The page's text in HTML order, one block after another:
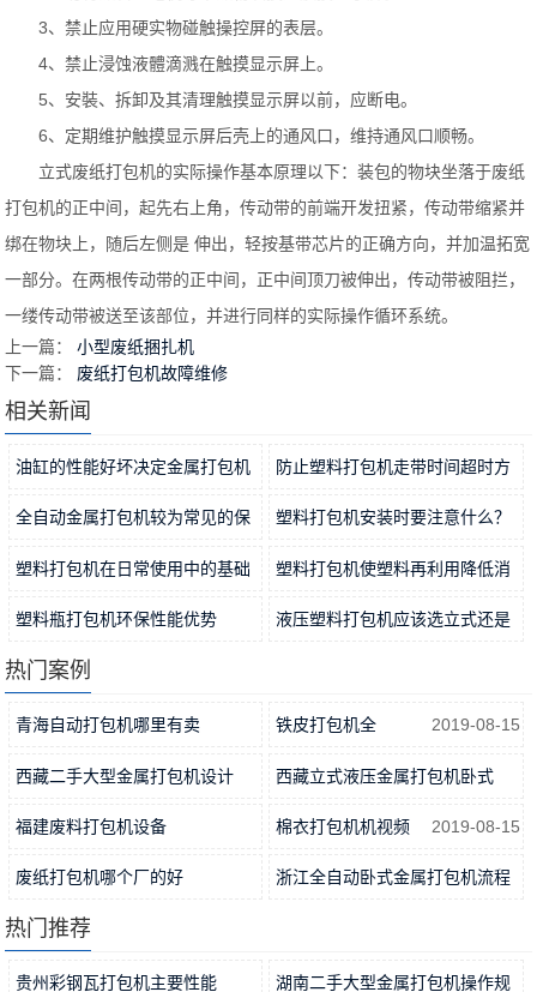
3、禁止应用硬实物碰触操控屏的表层。
4、禁止浸蚀液體滴溅在触摸显示屏上。
5、安裝、拆卸及其清理触摸显示屏以前，应断电。
6、定期维护触摸显示屏后壳上的通风口，维持通风口顺畅。
立式废纸打包机的实际操作基本原理以下：装包的物块坐落于废纸
打包机的正中间，起先右上角，传动带的前端开发扭紧，传动带缩紧并
绑在物块上，随后左侧是 伸出，轻按基带芯片的正确方向，并加温拓宽
一部分。在两根传动带的正中间，正中间顶刀被伸出，传动带被阻拦，
一缕传动带被送至该部位，并进行同样的实际操作循环系统。
上一篇：小型废纸捆扎机
下一篇： 废纸打包机故障维修
相关新闻
油缸的性能好坏决定金属打包机
稳定… 2021-11-15
防止塑料打包机走带时间超时方
法分… 2021-11-12
全自动金属打包机较为常见的保
养方… 2021-11-09
塑料打包机安装时要注意什么？
2021-11-06
塑料打包机在日常使用中的基础
工作… 2021-11-04
塑料打包机使塑料再利用降低消
耗 2021-11-01
塑料瓶打包机环保性能优势 液压塑料打包机应该选立式还是
热门案例
青海自动打包机哪里有卖
2019-04-09
铁皮打包机全 2019-08-15
西藏二手大型金属打包机设计 西藏立式液压金属打包机卧式
2019-05-27
福建废料打包机设备
2019-04-23
棉衣打包机机视频 2019-08-15
废纸打包机哪个厂的好 浙江全自动卧式金属打包机流程
热门推荐
贵州彩钢瓦打包机主要性能 湖南二手大型金属打包机操作规